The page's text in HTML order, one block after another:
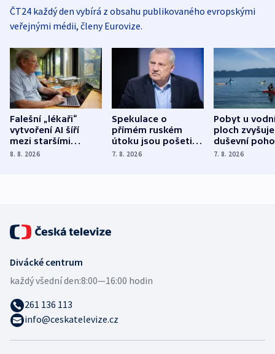
ČT24 každý den vybírá z obsahu publikovaného evropskými
veřejnými médii, členy Eurovize.
Falešní „lékaři“
vytvoření AI šíří
mezi staršími
Poláky nebezpečné
8. 8. 2026
Spekulace o
přímém ruském
útoku jsou pošetilé,
míní estonský
7. 8. 2026
Pobyt u
ploch zvyšuje
duševní
ukázala
7. 8. 2026
Divácké centrum
každý všední den:8:00—16:00 hodin
261 136 113
info@ceskatelevize.cz